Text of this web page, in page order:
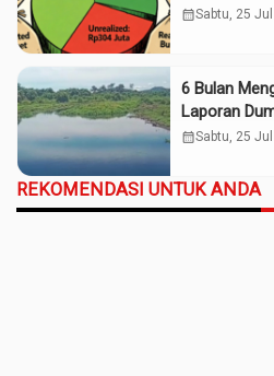
Rp661 Juta
calendar_monthSabtu, 25
6 Bulan
Laporan
PT Rendi Tak
calendar_monthSabtu, 25
REKOMENDASI UNTUK ANDA